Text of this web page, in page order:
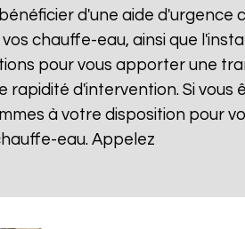
d'une aide d'urgence
chauffe-eau, ainsi que
pour vous apporter une
d'intervention. Si
à votre disposition pour
eau. Appelez